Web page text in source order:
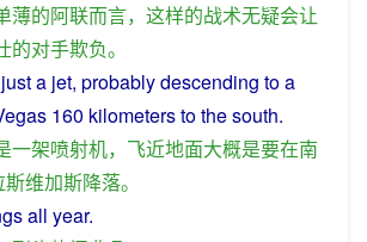
薄的阿联而言， 这样的战术无疑会让
的对手欺负。
justa jet, probablydescending toa
160 kilometersto thesouth.
一架喷射机， 飞近地面大概是要在南
斯维加斯降落。
all year.